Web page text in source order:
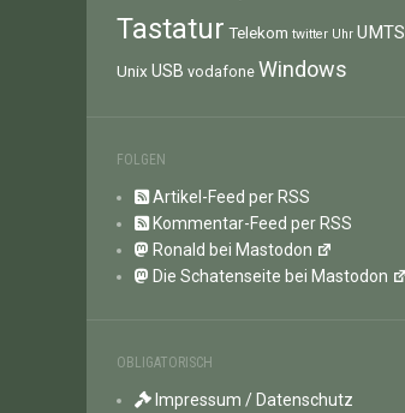
Tastatur Telekom twitter Uhr UMTS
Unix USB vodafone Windows
FOLGEN
Artikel-Feed per RSS
Kommentar-Feed per RSS
Ronald bei Mastodon
Die Schatenseite bei Mastodon
OBLIGATORISCH
Impressum / Datenschutz